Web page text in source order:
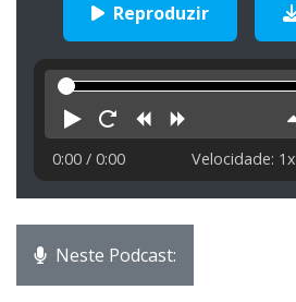
Reproduzir
Reproduzir
ReiniciarRetroceder
0:00 / 0:00 Velocidade: 1x
Neste Podcast: